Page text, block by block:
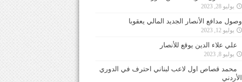
يوليو 28, 2023
وصول مدافع الأنصار الجديد المالي يعقوبا
يوليو 12, 2023
علي علاء الدين يوقع للأنصار
يوليو 8, 2023
محمد قصاص اول لاعب لبناني احترف في الدوري
الأردني